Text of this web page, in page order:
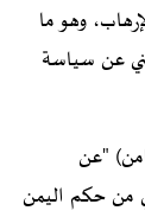
وهو ما
عن سياسة
"عن
من حكم اليمن